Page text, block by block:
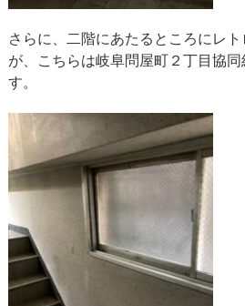
さらに、二階にあたるところにレ
が、こちらは岐阜問屋町２丁目協
す。